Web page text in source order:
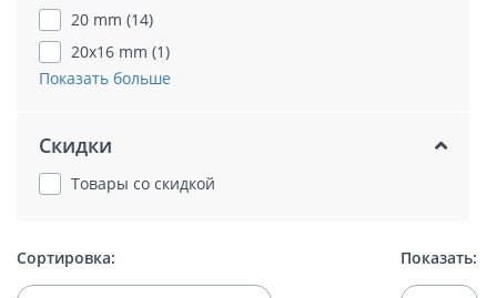
20 mm (14)
20x16 mm (1)
Показать больше
Скидки
Товары со скидкой
Сортировка: Показать: